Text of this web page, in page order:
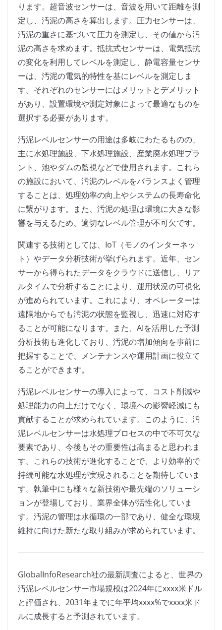
ります。超音波センサーは、音波を用いて距離を測
定し、汚泥の高さを算出します。圧力センサーは、
汚泥の重さに基づいて圧力を測定し、その値から汚
泥の高さを求めます。抵抗式センサーは、電気抵抗
の変化を利用してレベルを測定し、静電容量センサ
ーは、汚泥の電気的特性を基にレベルを測定しま
す。それぞれのセンサーにはメリットとデメリット
があり、設置環境や測定対象によって最適なものを
選択する必要があります。
汚泥レベルセンサーの用途は多岐にわたるものの、
主に水処理施設、下水処理施設、産業廃水処理プラ
ント、池やダムの監視などで使用されます。これら
の施設において、汚泥のレベルをバランスよく管理
することは、処理効率の向上やシステムの長寿命化
に繋がります。また、汚泥の処理は環境に大きな影
響を与えるため、適切なレベル管理が不可欠です。
関連する技術としては、IoT（モノのインターネッ
ト）やデータ分析技術が挙げられます。近年、セン
サーから得られたデータをクラウドに送信し、リア
ルタイムで分析することにより、運用状況の可視化
が進められています。これにより、オペレーターは
遠隔地からでも汚泥の状態を監視し、迅速に対応す
ることが可能になります。また、AIを活用した予測
分析技術も進化しており、汚泥の増加傾向を事前に
把握することで、メンテナンスや運用計画に役立て
ることができます。
汚泥レベルセンサーの導入によって、コスト削減や
処理能力の向上だけでなく、環境への影響軽減にも
貢献することが求められています。このように、汚
泥レベルセンサーは水処理プロセスの中で不可欠な
要素であり、今後もその重要性は高まると思われま
す。これらの技術が進化することで、より効率的で
持続可能な水処理が実現されることを期待していま
す。執筆中にも様々な新技術や最先端のソリューシ
ョンが登場しており、業界全体が活性化していま
す。汚泥の管理は水循環の一部であり、健全な環境
維持に向けた新たな取り組みが求められています。
GlobalInfoResearch社の最新調査によると、世界の
汚泥レベルセンサー市場規模は2024年にxxxx米ドル
と評価され、2031年までに年平均xxxx%でxxxx米ド
ルに成長すると予測されています。